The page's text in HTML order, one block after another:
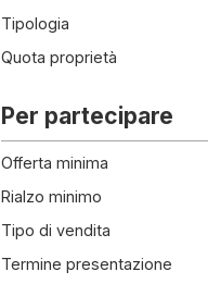
Tipologia
Quota proprietà
Per partecipare
Offerta minima
Rialzo minimo
Tipo di vendita
Termine presentazione